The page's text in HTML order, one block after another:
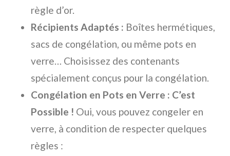
règle d’or.
Récipients Adaptés : Boîtes hermétiques,
sacs de congélation, ou même pots en
verre… Choisissez des contenants
spécialement conçus pour la congélation.
Congélation en Pots en Verre : C’est
Possible ! Oui, vous pouvez congeler en
verre, à condition de respecter quelques
règles :